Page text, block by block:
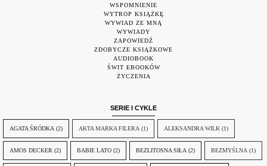
WSPOMNIENIE
WYTROP KSIĄŻKĘ
WYWIAD ZE MNĄ
WYWIADY
ZAPOWIEDŹ
ZDOBYCZE KSIĄŻKOWE
AUDIOBOOK
ŚWIT EBOOKÓW
ŻYCZENIA
SERIE I CYKLE
AGATA ŚRÓDKA (2) AKTA MARKA FILERA (1) ALEKSANDRA WILK (1)
AMOS DECKER (2) BABIE LATO (2) BEZLITOSNA SIŁA (2) BEZMYŚLNA (1)